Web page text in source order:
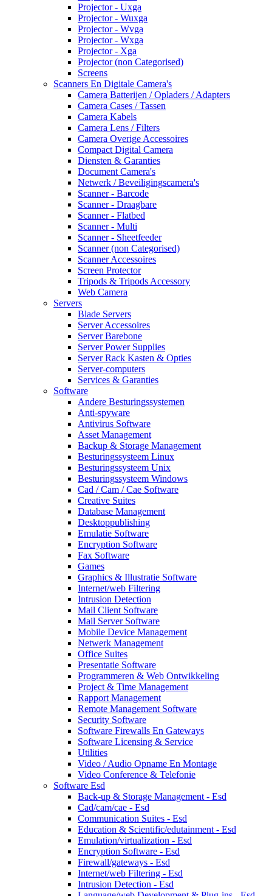
Projector - Uxga
Projector - Wuxga
Projector - Wvga
Projector - Wxga
Projector - Xga
Projector (non Categorised)
Screens
Scanners En Digitale Camera's
Camera Batterijen / Opladers / Adapters
Camera Cases / Tassen
Camera Kabels
Camera Lens / Filters
Camera Overige Accessoires
Compact Digital Camera
Diensten & Garanties
Document Camera's
Netwerk / Beveiligingscamera's
Scanner - Barcode
Scanner - Draagbare
Scanner - Flatbed
Scanner - Multi
Scanner - Sheetfeeder
Scanner (non Categorised)
Scanner Accessoires
Screen Protector
Tripods & Tripods Accessory
Web Camera
Servers
Blade Servers
Server Accessoires
Server Barebone
Server Power Supplies
Server Rack Kasten & Opties
Server-computers
Services & Garanties
Software
Andere Besturingssystemen
Anti-spyware
Antivirus Software
Asset Management
Backup & Storage Management
Besturingssysteem Linux
Besturingssysteem Unix
Besturingssysteem Windows
Cad / Cam / Cae Software
Creative Suites
Database Management
Desktoppublishing
Emulatie Software
Encryption Software
Fax Software
Games
Graphics & Illustratie Software
Internet/web Filtering
Intrusion Detection
Mail Client Software
Mail Server Software
Mobile Device Management
Netwerk Management
Office Suites
Presentatie Software
Programmeren & Web Ontwikkeling
Project & Time Management
Rapport Management
Remote Management Software
Security Software
Software Firewalls En Gateways
Software Licensing & Service
Utilities
Video / Audio Opname En Montage
Video Conference & Telefonie
Software Esd
Back-up & Storage Management - Esd
Cad/cam/cae - Esd
Communication Suites - Esd
Education & Scientific/edutainment - Esd
Emulation/virtualization - Esd
Encryption Software - Esd
Firewall/gateways - Esd
Internet/web Filtering - Esd
Intrusion Detection - Esd